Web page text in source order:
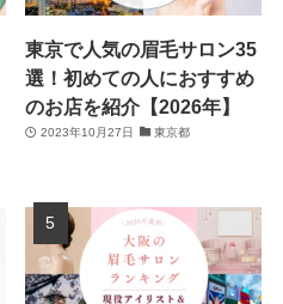
東京で人気の眉毛サロン35
選！初めての人におすすめ
のお店を紹介【2026年】
2023年10月27日 東京都